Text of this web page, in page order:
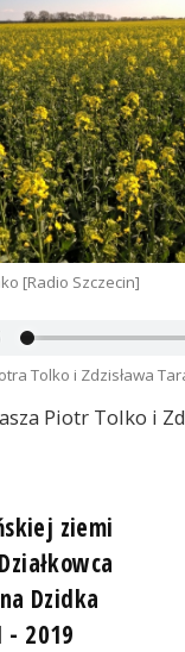
[Radio Szczecin]
Tolko i Zdzisława
Piotr Tolko i
ziemi
Dzidka
- 2019